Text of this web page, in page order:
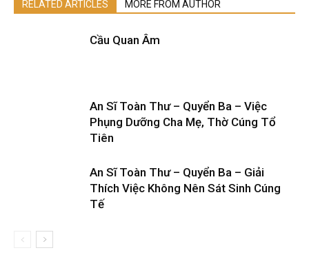
RELATED ARTICLES MORE FROM AUTHOR
Cầu Quan Âm
An Sĩ Toàn Thư – Quyển Ba – Việc
Phụng Dưỡng Cha Mẹ, Thờ Cúng Tổ
Tiên
An Sĩ Toàn Thư – Quyển Ba – Giải
Thích Việc Không Nên Sát Sinh Cúng
Tế